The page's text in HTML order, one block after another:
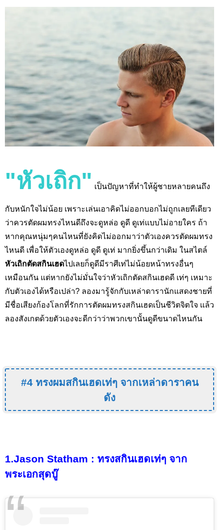
"หัวเถิก" เป็นปัญหาที่ทำให้ผู้ชายหลายคนถึง
กับหนักใจไม่น้อย เพราะเล่นเอาคิดไม่ออกบอกไม่ถูกเลยทีเดียว
ว่าควรตัดผมทรงไหนดีถึงจะดูหล่อ ดูดี ดูเท่แบบไม่อายใคร ถ้า
หากคุณหนุ่มๆคนไหนที่ยังคิดไม่ออกมาว่าตัวเองควรตัดผมทรง
ไหนดี เพื่อให้ตัวเองดูหล่อ ดูดี ดูเท่ มากยิ่งขึ้นกว่าเดิม ในสไตล์
หัวเถิกตัดสกินเฮดไปเลยก็ดูดีมีราศีเท่ไม่น้อยหน้าทรงอื่นๆ
เหมือนกัน แต่หากยังไม่มั่นใจว่าหัวเถิกตัดสกินเฮดดี เท่ๆ เหมาะ
กับตัวเองได้หรือเปล่า? ลองมารู้จักกับเหล่าดารานักแสดงชายที่
มีชื่อเสียงก้องโลกที่รักการตัดผมทรงสกินเฮดเป็นชีวิตจิตใจ แล้ว
ลองสังเกตด้วยตัวเองจะดีกว่าว่าพวกเขานั้นดูดีขนาดไหนกัน
#4 ทรงผมสกินเฮดเท่ๆ จากเหล่าดาราคน
ดัง
1.Jason Statham : ทรงสกินเฮดเท่ๆ จาก
พระเอกสุดบู๊